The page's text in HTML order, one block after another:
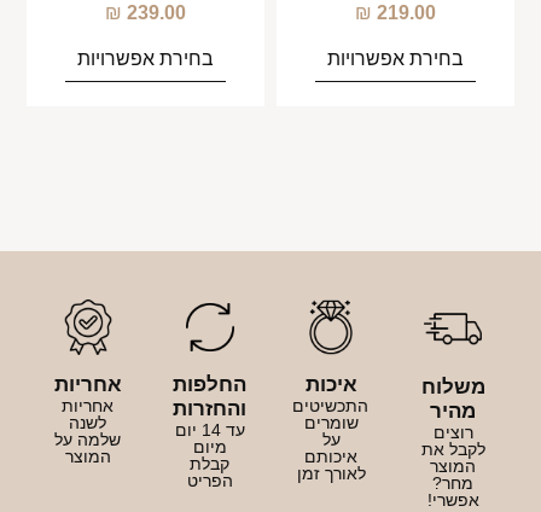
219.00
₪
בחירת אפשרויות
239.00
₪
בחירת אפשרויות
משלוח
מהיר
רוצים
לקבל את
המוצר
מחר?
אפשרי!
איכות
התכשיטים
שומרים
על
איכותם
לאורך זמן
החלפות
והחזרות
עד 14 יום
מיום
קבלת
הפריט
אחריות
אחריות
לשנה
שלמה על
המוצר